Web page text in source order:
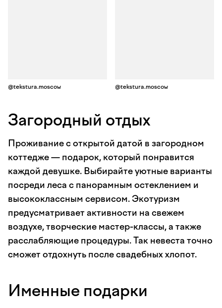
@tekstura.moscow @tekstura.moscow
Загородный отдых
Проживание с открытой датой в загородном
коттедже — подарок, который понравится
каждой девушке. Выбирайте уютные варианты
посреди леса с панорамным остеклением и
высококлассным сервисом. Экотуризм
предусматривает активности на свежем
воздухе, творческие мастер-классы, а также
расслабляющие процедуры. Так невеста точно
сможет отдохнуть после свадебных хлопот.
Именные подарки